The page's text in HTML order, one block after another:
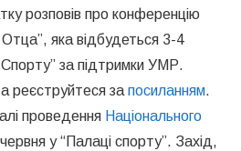
розповів про конференцію
Отца”, яка відбудеться 3-4
за підтримки УМР.
реєструйтеся за посиланням.
проведення Національного
у “Палаці спорту”. Захід,